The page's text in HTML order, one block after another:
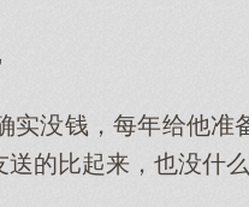
没钱，每年给他准
的比起来，也没什么